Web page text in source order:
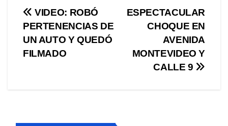
Navegación
de
entradas
ESPECTACULAR
CHOQUE EN
AVENIDA
MONTEVIDEO Y
CALLE 9
VIDEO: ROBÓ
PERTENENCIAS DE
UN AUTO Y QUEDÓ
FILMADO